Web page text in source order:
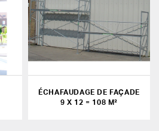
ÉCHAFAUDAGE DE FAÇADE
9 X 12 = 108 M²